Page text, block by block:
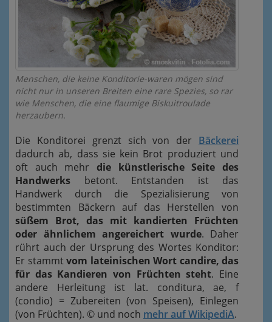
Menschen, die keine Konditorie-waren mögen sind
nicht nur in unseren Breiten eine rare Spezies, so rar
wie Menschen, die eine flaumige Biskuitroulade
herzaubern.
Die Konditorei grenzt sich von der Bäckerei
dadurch ab, dass sie kein Brot produziert und
oft auch mehr die künstlerische Seite des
Handwerks betont. Entstanden ist das
Handwerk durch die Spezialisierung von
bestimmten Bäckern auf das Herstellen von
süßem Brot, das mit kandierten Früchten
oder ähnlichem angereichert wurde. Daher
rührt auch der Ursprung des Wortes Konditor:
Er stammtvom lateinischen Wort candire, das
für das Kandieren von Früchten steht. Eine
andere Herleitung ist lat. conditura, ae, f
(condio) = Zubereiten (von Speisen), Einlegen
(von Früchten). © und noch mehr auf WikipediA.